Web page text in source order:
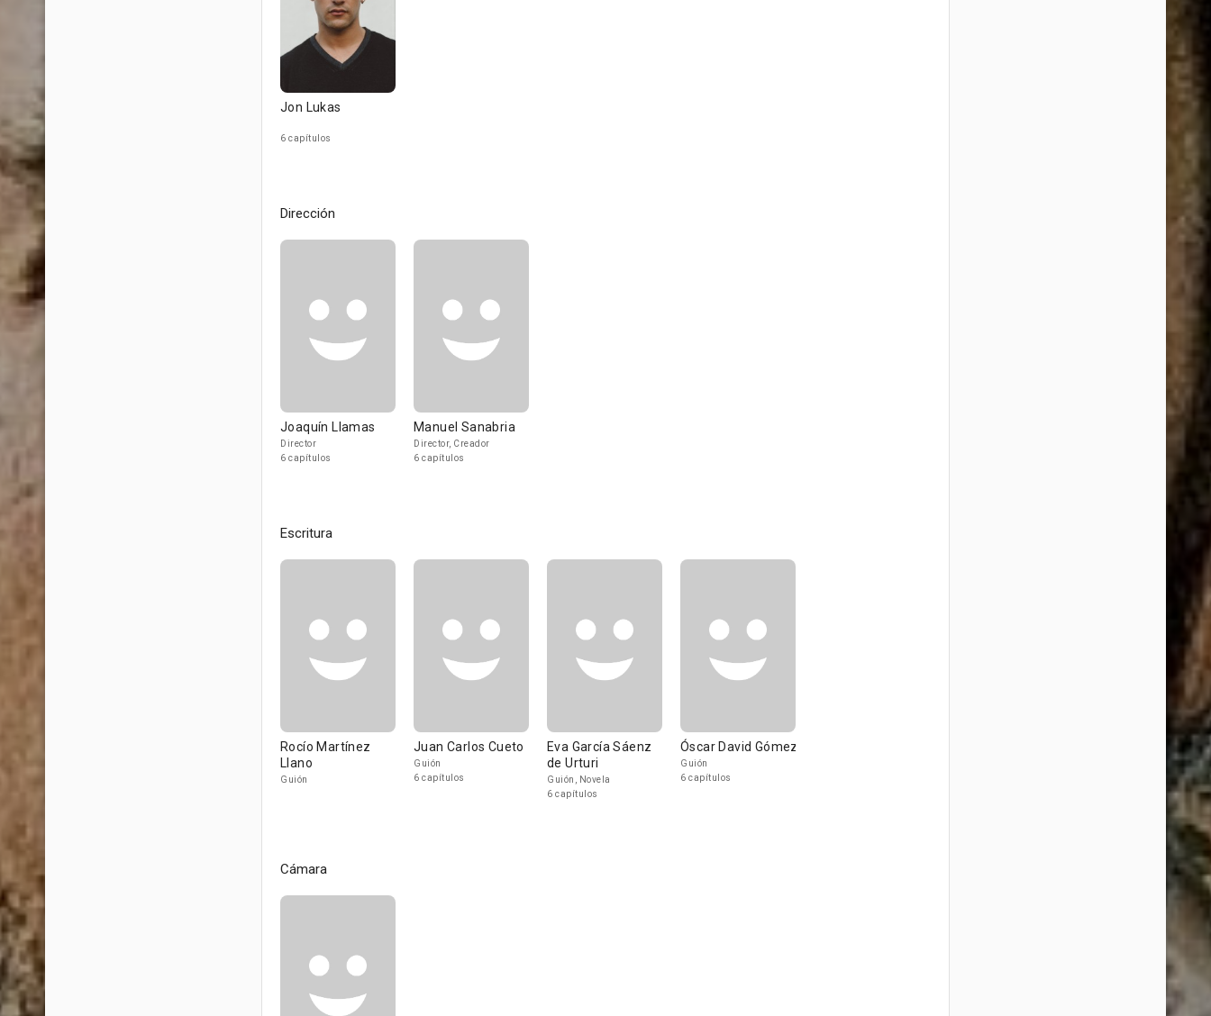
Jon Lukas
6 capítulos
Dirección
Joaquín Llamas
Director
6 capítulos
Manuel Sanabria
Director, Creador
6 capítulos
Escritura
Rocío Martínez
Llano
Guión
Juan Carlos Cueto
Guión
6 capítulos
Eva García Sáenz
de Urturi
Guión, Novela
6 capítulos
Óscar David Gómez
Guión
6 capítulos
Cámara